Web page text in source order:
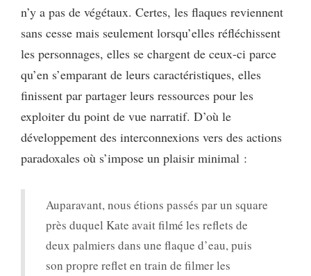
n’y a pas de végétaux. Certes, les flaques reviennent
sans cesse mais seulement lorsqu’elles réfléchissent
les personnages, elles se chargent de ceux-ci parce
qu’en s’emparant de leurs caractéristiques, elles
finissent par partager leurs ressources pour les
exploiter du point de vue narratif. D’où le
développement des interconnexions vers des actions
paradoxales où s’impose un plaisir minimal :
Auparavant, nous étions passés par un square
près duquel Kate avait filmé les reflets de
deux palmiers dans une flaque d’eau, puis
son propre reflet en train de filmer les